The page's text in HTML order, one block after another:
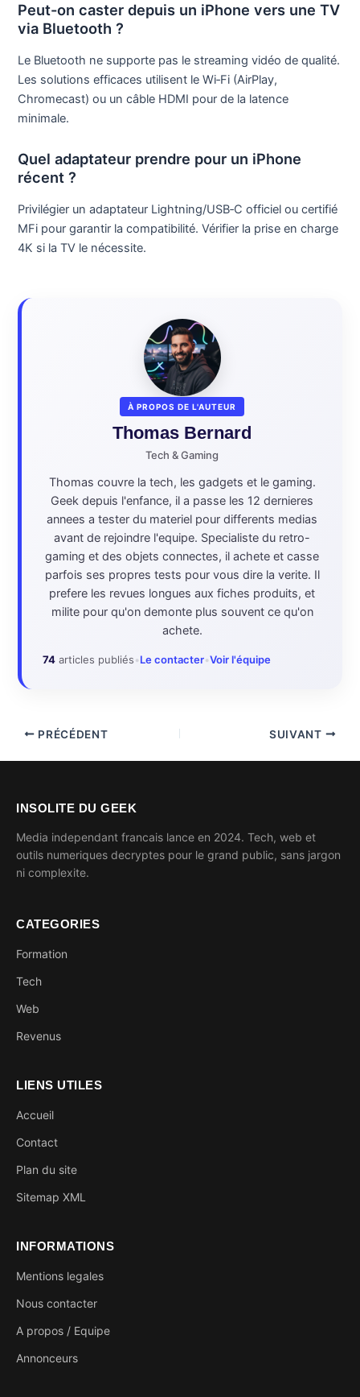
Peut-on caster depuis un iPhone vers une TV
via Bluetooth ?
Le Bluetooth ne supporte pas le streaming vidéo de qualité.
Les solutions efficaces utilisent le Wi‑Fi (AirPlay,
Chromecast) ou un câble HDMI pour de la latence
minimale.
Quel adaptateur prendre pour un iPhone
récent ?
Privilégier un adaptateur Lightning/USB‑C officiel ou certifié
MFi pour garantir la compatibilité. Vérifier la prise en charge
4K si la TV le nécessite.
À PROPOS DE L'AUTEUR
Thomas Bernard
Tech & Gaming
Thomas couvre la tech, les gadgets et le gaming.
Geek depuis l'enfance, il a passe les 12 dernieres
annees a tester du materiel pour differents medias
avant de rejoindre l'equipe. Specialiste du retro-
gaming et des objets connectes, il achete et casse
parfois ses propres tests pour vous dire la verite. Il
prefere les revues longues aux fiches produits, et
milite pour qu'on demonte plus souvent ce qu'on
achete.
74 articles publiés•Le contacter•Voir l'équipe
PRÉCÉDENT SUIVANT
INSOLITE DU GEEK
Media independant francais lance en 2024. Tech, web et
outils numeriques decryptes pour le grand public, sans jargon
ni complexite.
CATEGORIES
Formation
Tech
Web
Revenus
LIENS UTILES
Accueil
Contact
Plan du site
Sitemap XML
INFORMATIONS
Mentions legales
Nous contacter
A propos / Equipe
Annonceurs